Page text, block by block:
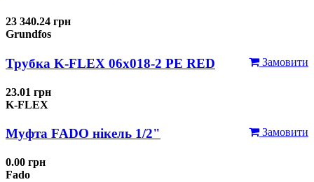
23 340.24 грн
Grundfos
Замовити
Трубка K-FLEX 06x018-2 РЕ RED
23.01 грн
K-FLEX
Замовити
Муфта FADO нікель 1/2"
0.00 грн
Fado